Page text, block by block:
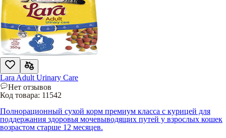
Lara Adult Urinary Care
Нет отзывов
Код товара: 11542
Полнорационный сухой корм премиум класса с курицей для
поддержания здоровья мочевыводящих путей у взрослых кошек
возрастом старше 12 месяцев.